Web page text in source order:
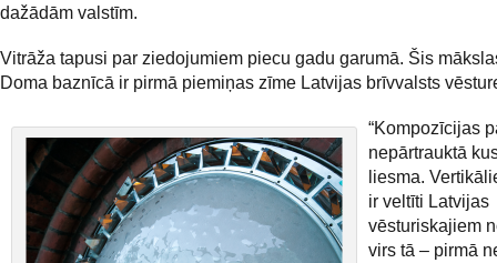
dažādām valstīm.
Vitrāža tapusi par ziedojumiem piecu gadu garumā. Šis
Doma baznīcā ir pirmā piemiņas zīme Latvijas brīvvalsts
“Kompozīcijas
nepārtrauktā
liesma.
ir veltīti Latvijas
vēsturiskajiem
virs tā – pirmā